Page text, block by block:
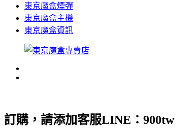
東京魔盒煙彈
東京魔盒主機
東京魔盒資訊
訂購，請添加客服LINE： 900tw